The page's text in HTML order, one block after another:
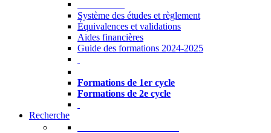
Système des études et règlement
Équivalences et validations
Aides financières
Guide des formations 2024-2025
Formations de 1er cycle
Formations de 2e cycle
Recherche